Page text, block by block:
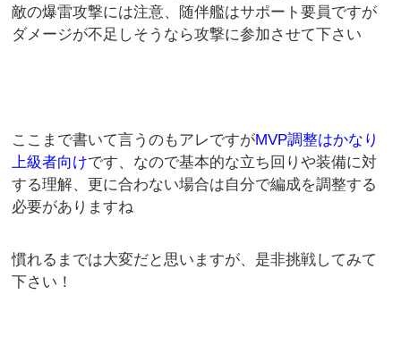
敵の爆雷攻撃には注意、随伴艦はサポート要員ですが
ダメージが不足しそうなら攻撃に参加させて下さい
ここまで書いて言うのもアレですがMVP調整はかなり
上級者向けです、なので基本的な立ち回りや装備に対
する理解、更に合わない場合は自分で編成を調整する
必要がありますね
慣れるまでは大変だと思いますが、是非挑戦してみて
下さい！